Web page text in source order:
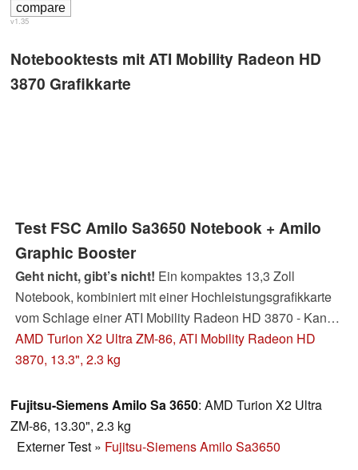
v1.35
Notebooktests mit ATI Mobility Radeon HD
3870 Grafikkarte
Test FSC Amilo Sa3650 Notebook + Amilo
Graphic Booster
Geht nicht, gibt’s nicht! Ein kompaktes 13,3 Zoll
Notebook, kombiniert mit einer Hochleistungsgrafikkarte
vom Schlage einer ATI Mobility Radeon HD 3870 - Kann
nicht sein, denken Sie? Falsch. Mit dem Graphic Booster
bringt FSC als einer der ersten Hersteller eine externe
einen externen Monitor befeuert und damit ihr mobiles
Office Book zum Gaming Gerät transformiert.
AMD Turion X2 Ultra ZM-86, ATI Mobility Radeon HD
3870, 13.3", 2.3 kg
Fujitsu-Siemens Amilo Sa 3650: AMD Turion X2 Ultra
ZM-86, 13.30", 2.3 kg
Externer Test » Fujitsu-Siemens Amilo Sa3650